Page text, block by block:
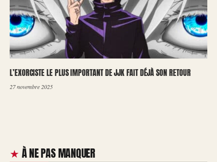
L’EXORCISTE LE PLUS IMPORTANT DE JJK FAIT DÉJÀ SON RETOUR
27 novembre 2025
À NE PAS MANQUER